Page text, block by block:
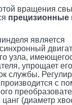
вращения
прецизионные
является
узла,
упрощает
службы.
с
(диаметр